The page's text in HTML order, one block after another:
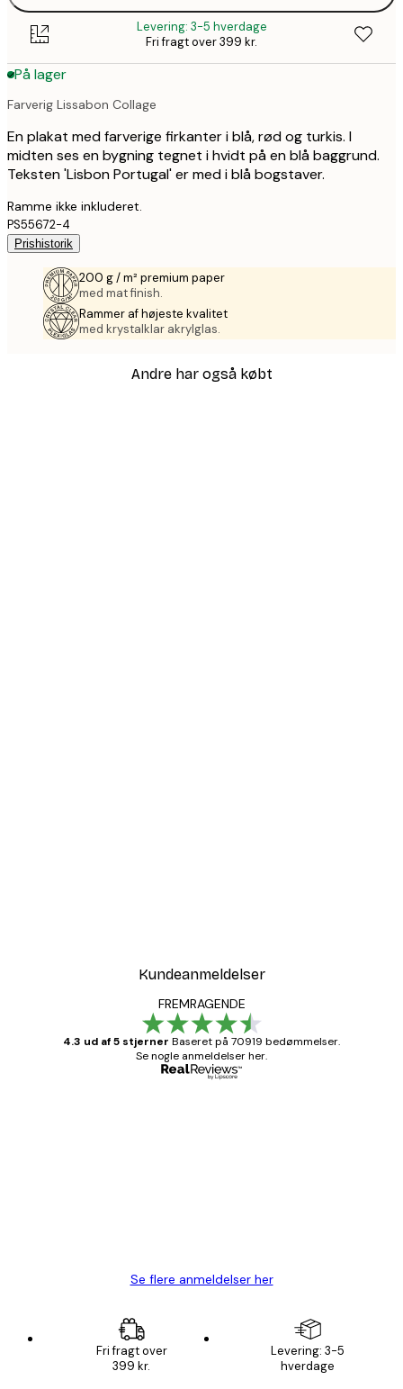
Levering: 3-5 hverdage
Fri fragt over 399 kr.
På lager
Farverig Lissabon Collage
En plakat med farverige firkanter i blå, rød og turkis. I
midten ses en bygning tegnet i hvidt på en blå baggrund.
Teksten 'Lisbon Portugal' er med i blå bogstaver.
Ramme ikke inkluderet.
PS55672-4
Prishistorik
200 g / m² premium paper
med mat finish.
Rammer af højeste kvalitet
med krystalklar akrylglas.
Andre har også købt
Kundeanmeldelser
FREMRAGENDE
4.3 ud af 5 stjerner Baseret på 70919 bedømmelser.
Se nogle anmeldelser her.
Se flere anmeldelser her
Fri fragt over
399 kr.
Levering: 3-5
hverdage